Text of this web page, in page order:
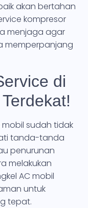
akan bertahan
kompresor
menjaga agar
memperpanjang
di
mobil sudah tidak
tanda-tanda
penurunan
melakukan
AC mobil
untuk
tepat.